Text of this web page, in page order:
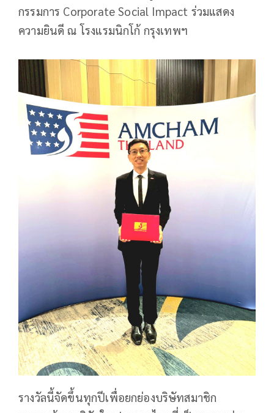
กรรมการ Corporate Social Impact ร่วมแสดง
ความยินดี ณ โรงแรมนิกโก้ กรุงเทพฯ
รางวัลนี้จัดขึ้นทุกปีเพื่อยกย่องบริษัทสมาชิก